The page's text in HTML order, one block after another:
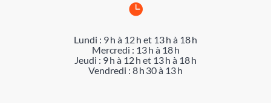

Lundi : 9 h à 12 h et 13 h à 18 h
Mercredi : 13 h à 18 h
Jeudi : 9 h à 12 h et 13 h à 18 h
Vendredi : 8 h 30 à 13 h